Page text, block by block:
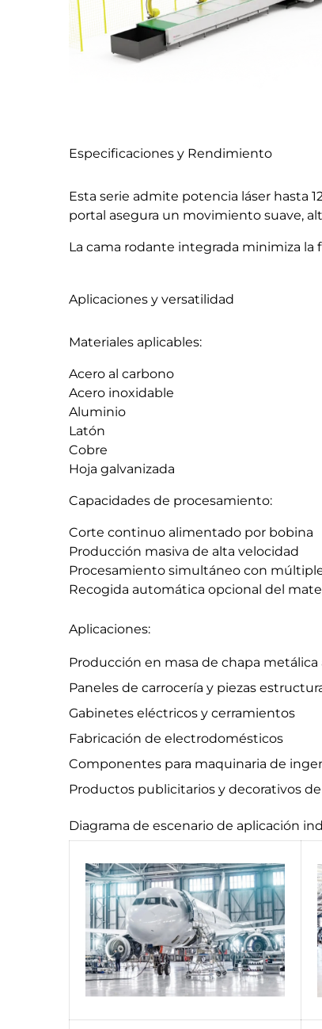
Especificaciones y Rendimiento
Esta serie admite potencia láser hasta
portal asegura un movimiento suave,
La cama rodante integrada minimiza la
Aplicaciones y versatilidad
Materiales aplicables:
Acero al carbono
Acero inoxidable
Aluminio
Latón
Cobre
Hoja galvanizada
Capacidades de procesamiento:
Corte continuo alimentado por bobina
Producción masiva de alta velocidad
Procesamiento simultáneo con
Recogida automática opcional del
Aplicaciones:
Producción en masa de chapa
Paneles de carrocería y piezas
Gabinetes eléctricos y cerramientos
Fabricación de electrodomésticos
Componentes para maquinaria de
Productos publicitarios y decorativos
Diagrama de escenario de aplicación